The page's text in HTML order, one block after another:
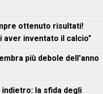
ottenuto risultati!
aver inventato il calcio"
più debole dell'anno
indietro: la sfida degli